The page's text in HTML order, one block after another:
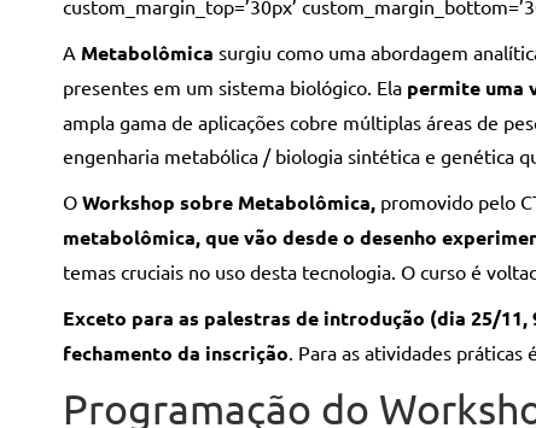
custom_margin_top=’30px’
A Metabolômica surgiu como uma abordagem
presentes em um sistema biológico. Ela permite uma
ampla gama de aplicações cobre múltiplas áreas de
engenharia metabólica / biologia sintética e genética
O Workshop sobre Metabolômica, promovido pelo
metabolômica, que vão desde o desenho
temas cruciais no uso desta tecnologia. O curso é
Exceto para as palestras de introdução (dia 25/
fechamento da inscrição. Para as atividades práticas
Programação do